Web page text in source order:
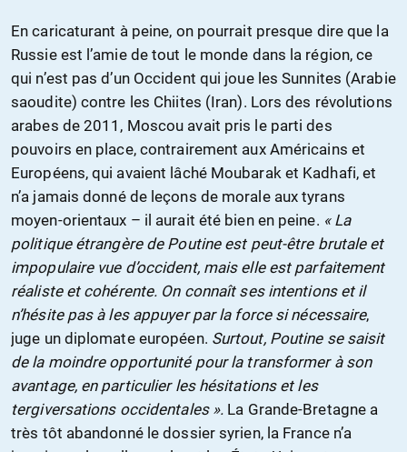
En caricaturant à peine, on pourrait presque dire que la
Russie est l’amie de tout le monde dans la région, ce
qui n’est pas d’un Occident qui joue les Sunnites (Arabie
saoudite) contre les Chiites (Iran). Lors des révolutions
arabes de 2011, Moscou avait pris le parti des
pouvoirs en place, contrairement aux Américains et
Européens, qui avaient lâché Moubarak et Kadhafi, et
n’a jamais donné de leçons de morale aux tyrans
moyen-orientaux – il aurait été bien en peine. « La
politique étrangère de Poutine est peut-être brutale et
impopulaire vue d’occident, mais elle est parfaitement
réaliste et cohérente. On connaît ses intentions et il
n’hésite pas à les appuyer par la force si nécessaire,
juge un diplomate européen. Surtout, Poutine se saisit
de la moindre opportunité pour la transformer à son
avantage, en particulier les hésitations et les
tergiversations occidentales ». La Grande-Bretagne a
très tôt abandonné le dossier syrien, la France n’a